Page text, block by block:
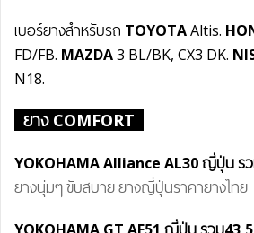
เบอร์ยางสำหรับรถ TOYOTAAltis.
FD/FB. MAZDA3 BL/BK, CX3 DK.
N18.
ยาง COMFORT
YOKOHAMA Alliance AL30 ญี่ปุ่น ร
ยางนุ่มๆ ขับสบาย ยางญี่ปุ่นราคายางไทย